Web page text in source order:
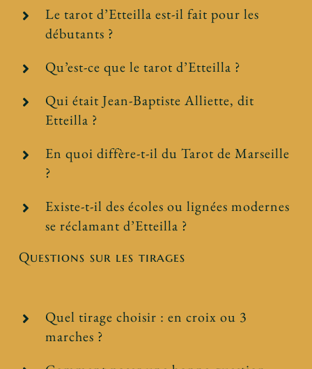
Le tarot d’Etteilla est-il fait pour les
débutants ?
Qu’est-ce que le tarot d’Etteilla ?
Qui était Jean-Baptiste Alliette, dit
Etteilla ?
En quoi diffère-t-il du Tarot de Marseille
?
Existe-t-il des écoles ou lignées modernes
se réclamant d’Etteilla ?
Questions sur les tirages
Quel tirage choisir : en croix ou 3
marches ?